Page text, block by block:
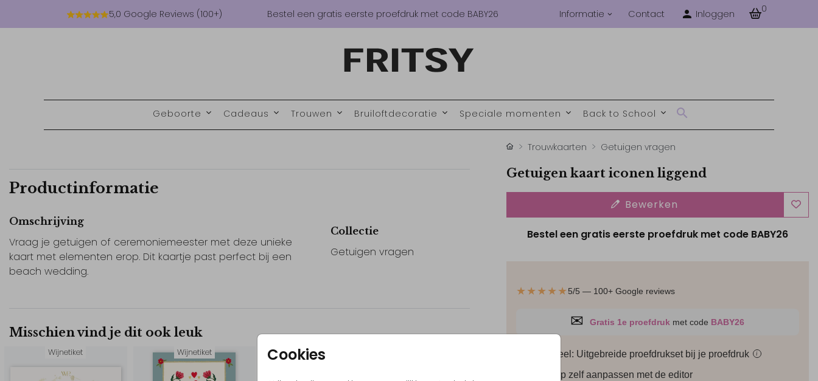
5,0 Google Reviews (100+) Bestel een gratis eerste proefdruk met code BABY26 Informatie Contact Inloggen 0
Geboorte Cadeaus Trouwen Bruiloftdecoratie Speciale momenten Back to School
Cookies
Productinformatie
Omschrijving
Vraag je getuigen of ceremoniemeester met deze unieke
kaart met elementen erop. Dit kaartje past perfect bij een
beach wedding.
Collectie
Getuigen vragen
Misschien vind je dit ook leuk
Wijnetiket Wijnetiket Wijnetiket Getuigen vragen Getuigen vragen
Trouwkaarten Getuigen vragen
Getuigen kaart iconen liggend
Bewerken
Bestel een gratis eerste proefdruk met code BABY26
★★★★★5/5 — 100+ Google reviews
✉ Gratis 1e proefdruk met code BABY26
Optioneel: Uitgebreide proefdrukset bij je proefdruk i
Ontwerp zelf aanpassen met de editor